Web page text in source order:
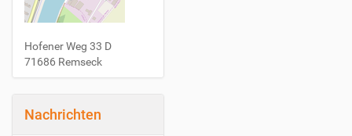
Hofener Weg 33 D
71686 Remseck
Nachrichten